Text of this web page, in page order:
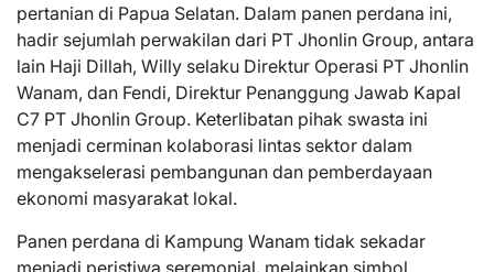
pertanian di Papua Selatan. Dalam panen perdana ini,
hadir sejumlah perwakilan dari PT Jhonlin Group, antara
lain Haji Dillah, Willy selaku Direktur Operasi PT Jhonlin
Wanam, dan Fendi, Direktur Penanggung Jawab Kapal
C7 PT Jhonlin Group. Keterlibatan pihak swasta ini
menjadi cerminan kolaborasi lintas sektor dalam
mengakselerasi pembangunan dan pemberdayaan
ekonomi masyarakat lokal.
Panen perdana di Kampung Wanam tidak sekadar
menjadi peristiwa seremonial, melainkan simbol